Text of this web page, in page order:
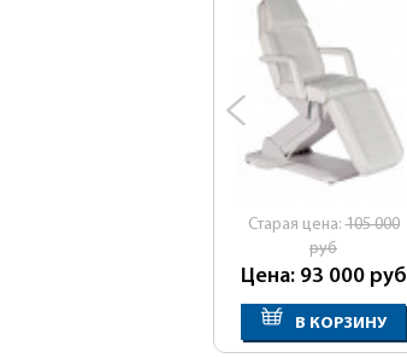
Cтарая цена:105 000
руб
Цена: 93 000 руб
В КОРЗИНУ